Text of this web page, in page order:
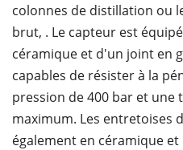
colonnes de distillation ou
brut, . Le capteur est
céramique et d'un joint en
capables de résister à la
pression de 400 bar et une
maximum. Les entretoises
également en céramique